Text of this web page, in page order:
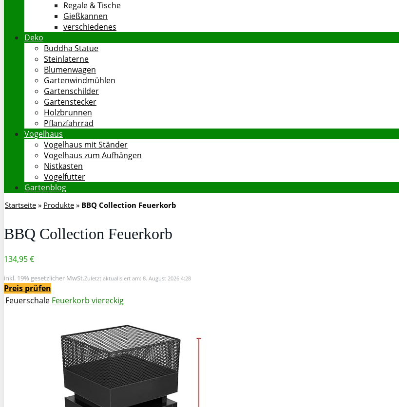
Regale & Tische
Gießkannen
verschiedenes
Deko
Buddha Statue
Steinlaterne
Blumenwagen
Gartenwindmühlen
Gartenschilder
Gartenstecker
Holzbrunnen
Pflanzfahrrad
Vogelhaus
Vogelhaus mit Ständer
Vogelhaus zum Aufhängen
Nistkasten
Vogelfutter
Gartenblog
Startseite » Produkte » BBQ Collection Feuerkorb
BBQ Collection Feuerkorb
134,95 €
inkl. 19% gesetzlicher MwSt.Zuletzt aktualisiert am: 8. August 2026 4:28
Preis prüfen
Feuerschale Feuerkorb viereckig